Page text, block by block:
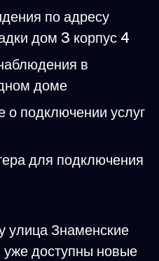
по адресу
дом 3 корпус 4
в
доме
подключении услуг
для подключения
улица Знаменские
доступны новые